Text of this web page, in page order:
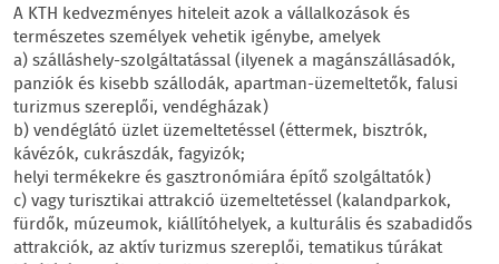
A KTH kedvezményes hiteleit azok a vállalkozások és
természetes személyek vehetik igénybe, amelyek
a) szálláshely-szolgáltatással (ilyenek a magánszállásadók,
panziók és kisebb szállodák, apartman-üzemeltetők, falusi
turizmus szereplői, vendégházak)
b) vendéglátó üzlet üzemeltetéssel (éttermek, bisztrók,
kávézók, cukrászdák, fagyizók;
helyi termékekre és gasztronómiára építő szolgáltatók)
c) vagy turisztikai attrakció üzemeltetéssel (kalandparkok,
fürdők, múzeumok, kiállítóhelyek, a kulturális és szabadidős
attrakciók, az aktív turizmus szereplői, tematikus túrákat